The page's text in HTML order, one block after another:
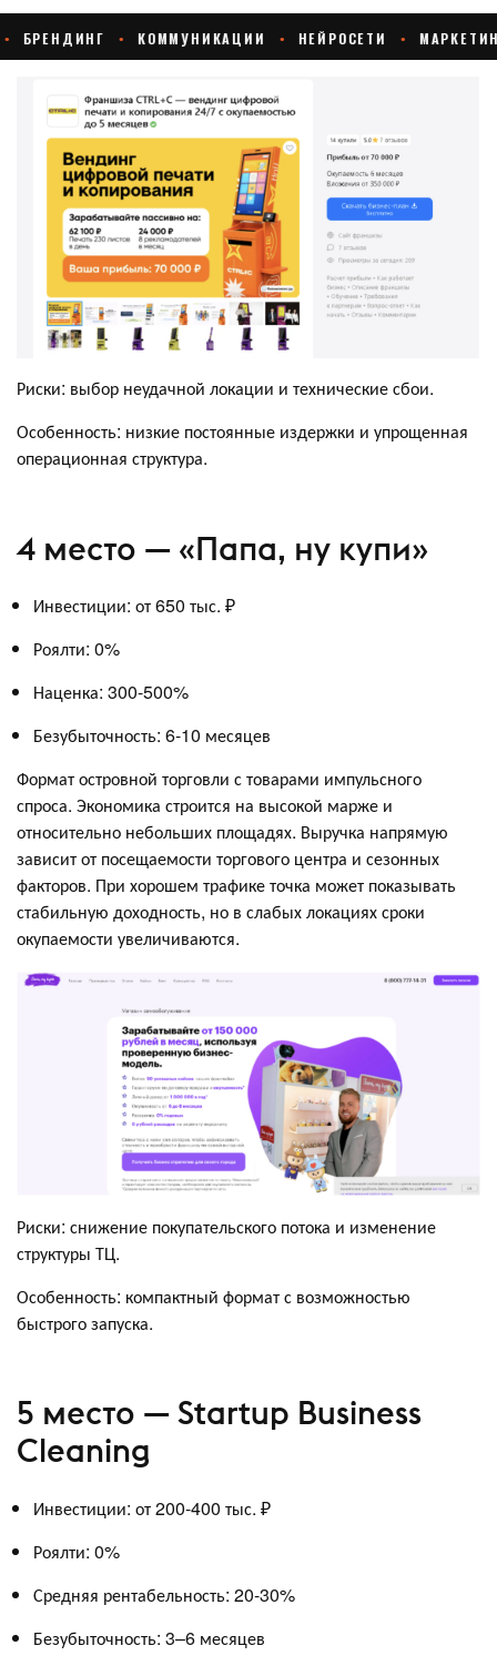
Риски: выбор неудачной локации и технические сбои.
Особенность: низкие постоянные издержки и упрощенная
операционная структура.
4 место — «Папа, ну купи»
Инвестиции: от 650 тыс. ₽
Роялти: 0%
Наценка: 300-500%
Безубыточность: 6-10 месяцев
Формат островной торговли с товарами импульсного
спроса. Экономика строится на высокой марже и
относительно небольших площадях. Выручка напрямую
зависит от посещаемости торгового центра и сезонных
факторов. При хорошем трафике точка может показывать
стабильную доходность, но в слабых локациях сроки
окупаемости увеличиваются.
Риски: снижение покупательского потока и изменение
структуры ТЦ.
Особенность: компактный формат с возможностью
быстрого запуска.
5 место — Startup Business
Cleaning
Инвестиции: от 200-400 тыс. ₽
Роялти: 0%
Средняя рентабельность: 20-30%
Безубыточность: 3–6 месяцев